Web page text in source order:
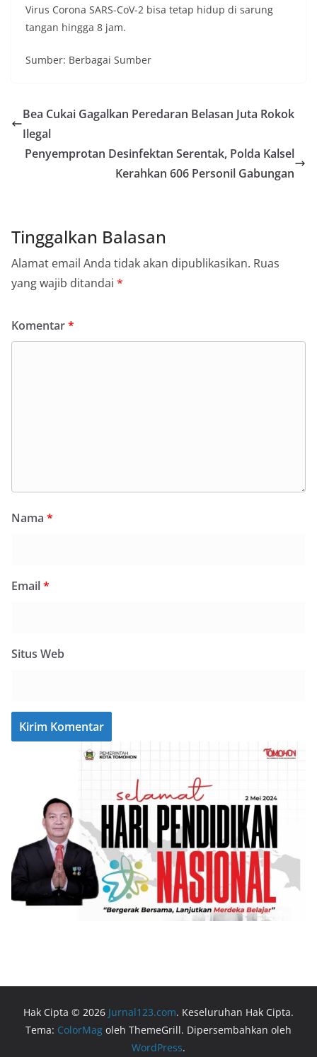
Virus Corona SARS-CoV-2 bisa tetap hidup di sarung
tangan hingga 8 jam.
Sumber: Berbagai Sumber
Bea Cukai Gagalkan Peredaran Belasan Juta Rokok
Ilegal
Penyemprotan Desinfektan Serentak, Polda Kalsel
Kerahkan 606 Personil Gabungan
Tinggalkan Balasan
Alamat email Anda tidak akan dipublikasikan. Ruas
yang wajib ditandai *
Komentar*
Nama *
Email*
Situs Web
Hak Cipta © 2026 Jurnal123.com. Keseluruhan Hak Cipta.
Tema: ColorMag oleh ThemeGrill. Dipersembahkan oleh
WordPress.